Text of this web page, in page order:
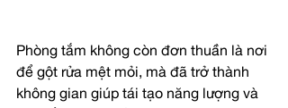
Phòng tắm không còn đơn thuần là nơi
để gột rửa mệt mỏi, mà đã trở thành
không gian giúp tái tạo năng lượng và